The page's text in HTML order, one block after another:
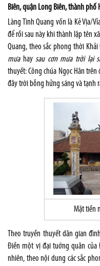
Biên, quận Long Biên, thành phố
Làng Tình Quang vốn là Kẻ Vịa/
để rồi sau này khi thành lập tên
Quang, theo sắc phong thời
mưahaysau cơn mưa trời lại
thuyết: Công chúa Ngọc Hân
đây trời bỗng hửng sáng và tạnh
Mặt tiền
Theo truyền thuyết dân gian
Điền một vị đại tuớng quân của
nhiên, theo nội dung các sắc